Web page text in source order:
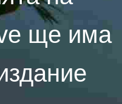
ще има